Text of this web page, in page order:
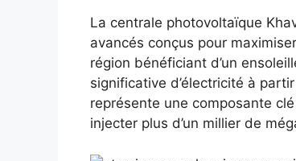
La centrale photovoltaïque
avancés conçus pour
région bénéficiant d’un
significative d’électricité à
représente une composante
injecter plus d’un millier de